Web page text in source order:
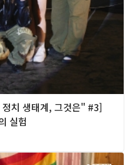
치 생태계, 그것은" #3]
실험